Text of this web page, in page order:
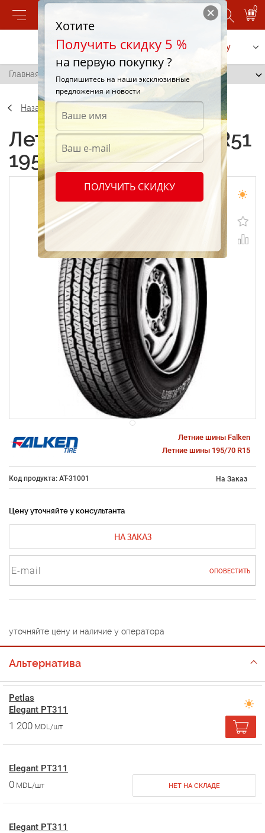
0
Позвонить Заказать услугу
Главная /
Назад
Летние шины Falken R51
195/70 R15 104R
Летние шины Falken
Летние шины 195/70 R15
Код продукта: AT-31001 На Заказ
Цену уточняйте у консультанта
НА ЗАКАЗ
ОПОВЕСТИТЬ
уточняйте цену и наличие у оператора
Альтернатива
Petlas
Elegant PT311
1 200 MDL/шт
Elegant PT311
0 MDL/шт НЕТ НА СКЛАДЕ
Elegant PT311
Хотите
Получить скидку 5 %
на первую покупку ?
Подпишитесь на наши эксклюзивные
предложения и новости
ПОЛУЧИТЬ СКИДКУ